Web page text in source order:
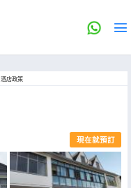
酒店政策
現在就預訂